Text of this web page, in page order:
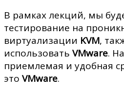
В рамках лекций, мы
тестирование на
виртуализации KVM,
использовать VMware.
приемлемая и удобная
это VMware.